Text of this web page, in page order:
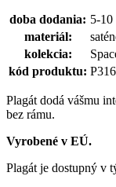
doba dodania: 5-10
materiál:
kolekcia:
kód produktu: P316
Plagát dodá vášmu
bez rámu.
Vyrobené v EÚ.
Plagát je dostupný v